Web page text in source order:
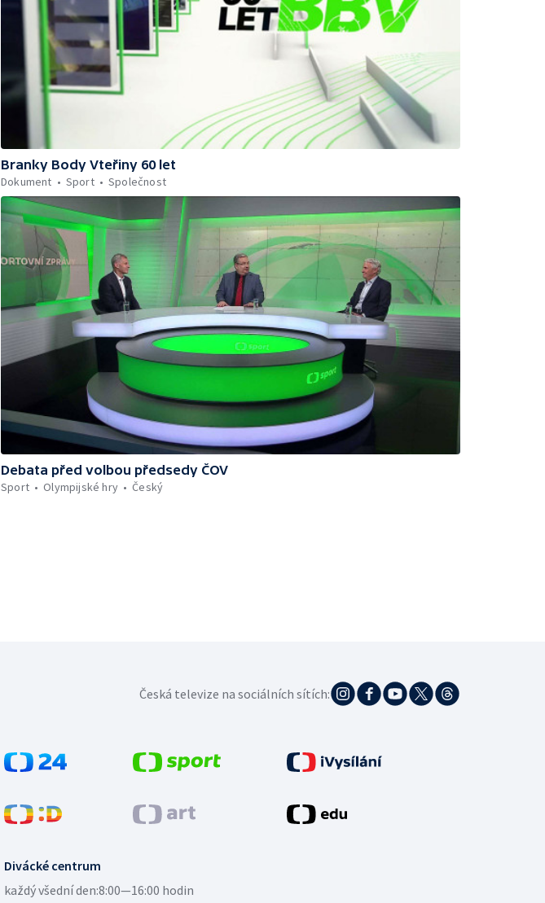
Branky Body Vteřiny 60 let
Dokument
Sport Společnost
Debata před volbou předsedy ČOV
Sport
Olympijské hry Český
Divácké centrum
každý všední den:8:00—16:00 hodin
Česká televize na sociálních sítích: